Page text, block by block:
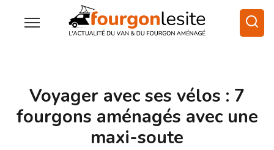
Voyager avec ses vélos : 7
fourgons aménagés avec une
maxi-soute